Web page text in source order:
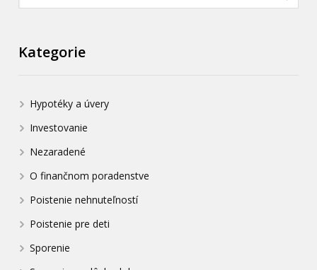
Kategorie
Hypotéky a úvery
Investovanie
Nezaradené
O finančnom poradenstve
Poistenie nehnuteľností
Poistenie pre deti
Sporenie